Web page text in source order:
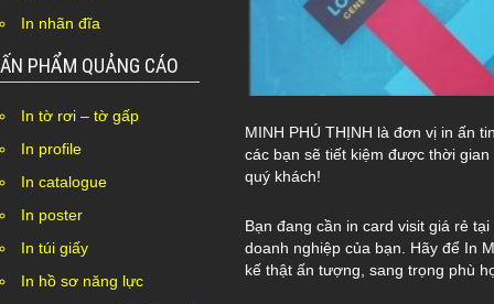
MINH PHÚ THỊNH là đơn vị in ấn
các bạn sẽ tiết kiệm được thời
quý khách!
Bạn đang cần in card visit giá rẻ
doanh nghiệp của bạn. Hãy để In
kế thật ấn tượng, sang trọng phù
In nhãn đĩa
ẤN PHẨM QUẢNG CÁO
In tờ rơi – tờ gấp
In profile
In catalogue
In poster
In túi giấy
In hồ sơ năng lực